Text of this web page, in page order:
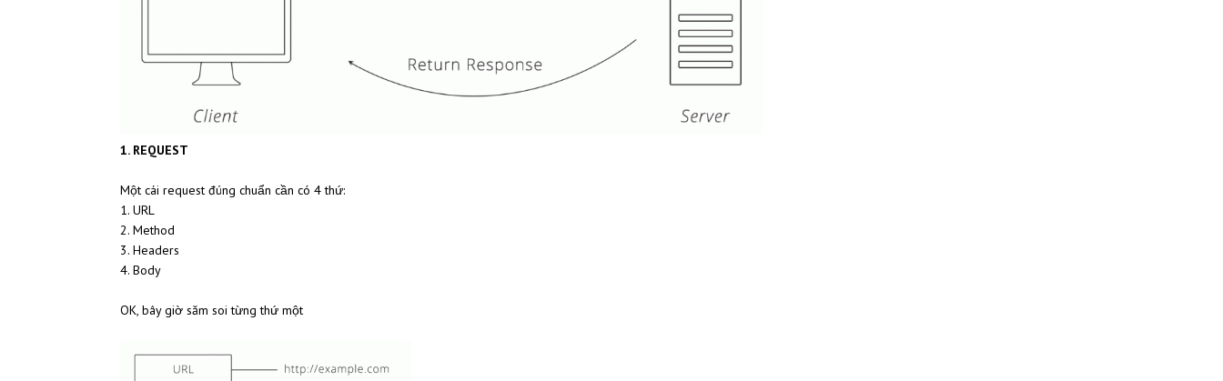
1. REQUEST
Một cái request đúng chuẩn cần có 4 thứ:
1. URL
2. Method
3. Headers
4. Body
OK, bây giờ săm soi từng thứ một